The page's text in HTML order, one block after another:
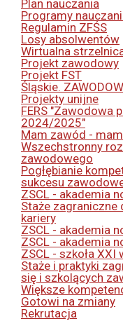
Plan nauczania
Programy
Regulamin ZFŚS
Losy absolwentów
Wirtualna
Projekt zawodowy
Projekt FST
Śląskie.
Projekty unijne
FERS "Zawodowa
2024/2025"
Mam zawód -
Wszechstronny
zawodowego
Pogłębianie
sukcesu
ZSCL - akademia
Staże
kariery
ZSCL - akademia
ZSCL - akademia
ZSCL - szkoła XXI
Staże i praktyki
się i szkolących
Większe
Gotowi na zmiany
Rekrutacja